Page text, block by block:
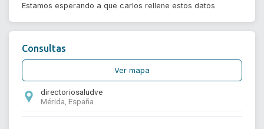
Estamos esperando a que carlos rellene estos datos
Consultas
Ver mapa
directoriosaludve
Mérida, España